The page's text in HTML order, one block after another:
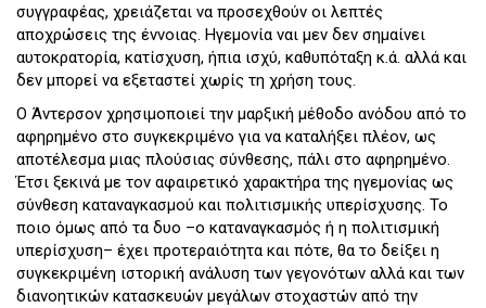
συγγραφέας, χρειάζεται να προσεχθούν οι λεπτές
αποχρώσεις της έννοιας. Ηγεμονία ναι μεν δεν σημαίνει
αυτοκρατορία, κατίσχυση, ήπια ισχύ, καθυπόταξη κ.ά. αλλά και
δεν μπορεί να εξεταστεί χωρίς τη χρήση τους.
Ο Άντερσον χρησιμοποιεί την μαρξική μέθοδο ανόδου από το
αφηρημένο στο συγκεκριμένο για να καταλήξει πλέον, ως
αποτέλεσμα μιας πλούσιας σύνθεσης, πάλι στο αφηρημένο.
Έτσι ξεκινά με τον αφαιρετικό χαρακτήρα της ηγεμονίας ως
σύνθεση καταναγκασμού και πολιτισμικής υπερίσχυσης. Το
ποιο όμως από τα δυο –ο καταναγκασμός ή η πολιτισμική
υπερίσχυση– έχει προτεραιότητα και πότε, θα το δείξει η
συγκεκριμένη ιστορική ανάλυση των γεγονότων αλλά και των
διανοητικών κατασκευών μεγάλων στοχαστών από την